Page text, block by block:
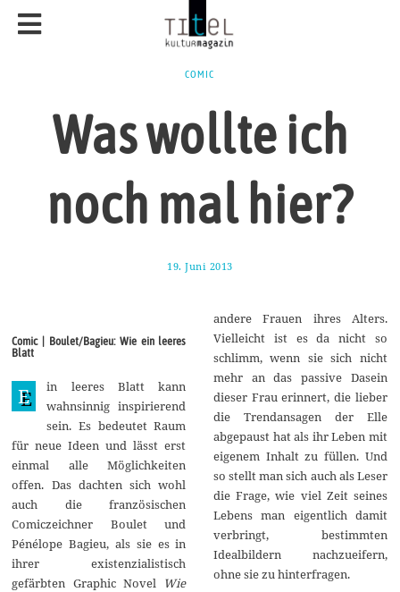
COMIC
Was wollte ich
noch mal hier?
19. Juni 2013
n
u
a
r
2
0
1
Comic | Boulet/Bagieu: Wie ein leeres
Blatt
E
in leeres Blatt kann
wahnsinnig inspirierend
sein. Es bedeutet Raum
für neue Ideen und lässt erst
einmal alle Möglichkeiten
offen. Das dachten sich wohl
auch die französischen
Comiczeichner Boulet und
Pénélope Bagieu, als sie es in
ihrer existenzialistisch
gefärbten Graphic Novel Wie
andere Frauen ihres Alters.
Vielleicht ist es da nicht so
schlimm, wenn sie sich nicht
mehr an das passive Dasein
dieser Frau erinnert, die lieber
die Trendansagen der Elle
abgepaust hat als ihr Leben mit
eigenem Inhalt zu füllen. Und
so stellt man sich auch als Leser
die Frage, wie viel Zeit seines
Lebens man eigentlich damit
verbringt, bestimmten
Idealbildern nachzueifern,
ohne sie zu hinterfragen.